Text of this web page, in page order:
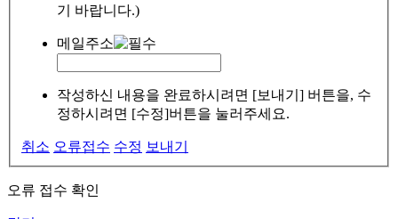
기 바랍니다.)
메일주소
작성하신 내용을 완료하시려면 [보내기] 버튼을, 수
정하시려면 [수정]버튼을 눌러주세요.
취소 오류접수 수정 보내기
오류 접수 확인